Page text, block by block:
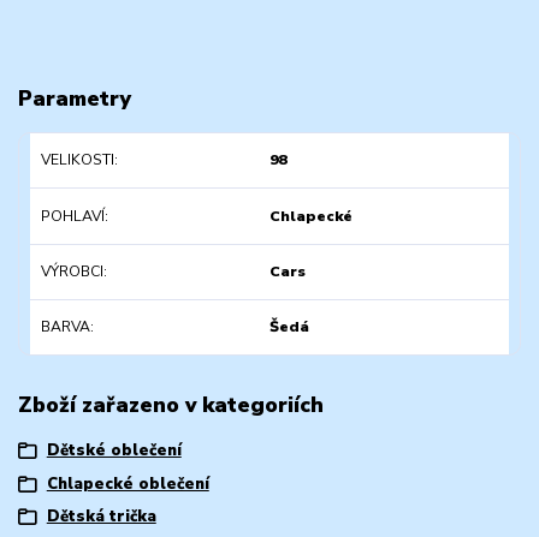
Parametry
VELIKOSTI 98
POHLAVÍ Chlapecké
VÝROBCI Cars
BARVA Šedá
Zboží zařazeno v kategoriích
Dětské oblečení
Chlapecké oblečení
Dětská trička